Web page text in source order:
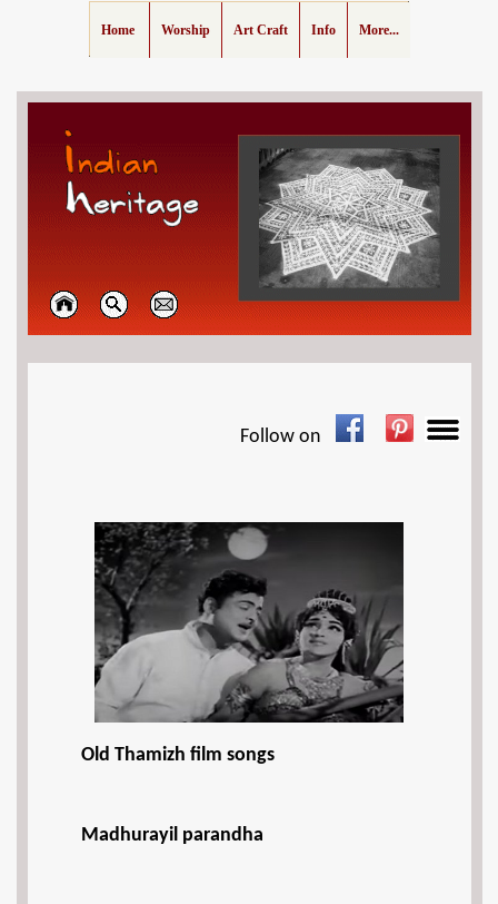
Home Worship Art Craft Info More...
Follow on
Old Thamizh film songs
Madhurayil parandha